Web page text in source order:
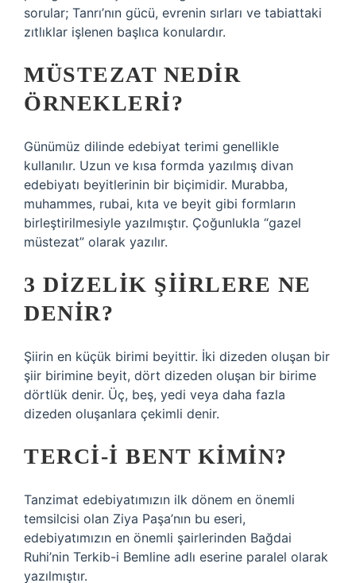
sorular; Tanrı’nın gücü, evrenin sırları ve tabiattaki
zıtlıklar işlenen başlıca konulardır.
MÜSTEZAT NEDIR
ÖRNEKLERI?
Günümüz dilinde edebiyat terimi genellikle
kullanılır. Uzun ve kısa formda yazılmış divan
edebiyatı beyitlerinin bir biçimidir. Murabba,
muhammes, rubai, kıta ve beyit gibi formların
birleştirilmesiyle yazılmıştır. Çoğunlukla “gazel
müstezat” olarak yazılır.
3 DIZELIK ŞIIRLERE NE
DENIR?
Şiirin en küçük birimi beyittir. İki dizeden oluşan bir
şiir birimine beyit, dört dizeden oluşan bir birime
dörtlük denir. Üç, beş, yedi veya daha fazla
dizeden oluşanlara çekimli denir.
TERCI-I BENT KIMIN?
Tanzimat edebiyatımızın ilk dönem en önemli
temsilcisi olan Ziya Paşa’nın bu eseri,
edebiyatımızın en önemli şairlerinden Bağdai
Ruhi’nin Terkib-i Bemline adlı eserine paralel olarak
yazılmıştır.